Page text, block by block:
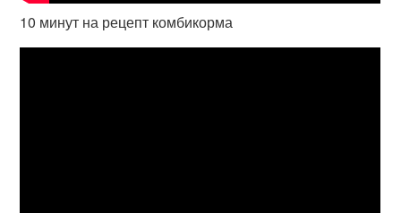
10 минут на рецепт комбикорма